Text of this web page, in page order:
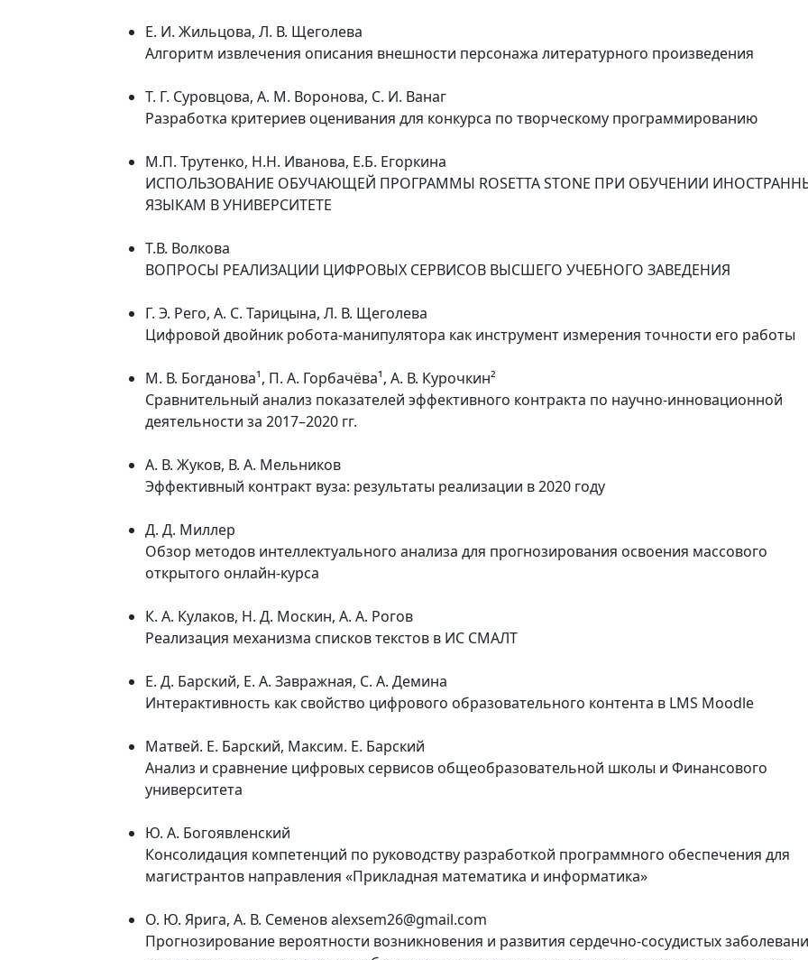
Е. И. Жильцова, Л. В. Щеголева
Алгоритм извлечения описания внешности персонажа литературного произведения
Т. Г. Суровцова, А. М. Воронова, С. И. Ванаг
Разработка критериев оценивания для конкурса по творческому программированию
М.П. Трутенко, Н.Н. Иванова, Е.Б. Егоркина
ИСПОЛЬЗОВАНИЕ ОБУЧАЮЩЕЙ ПРОГРАММЫ ROSETTA STONE ПРИ ОБУЧЕНИИ
ЯЗЫКАМ В УНИВЕРСИТЕТЕ
Т.В. Волкова
ВОПРОСЫ РЕАЛИЗАЦИИ ЦИФРОВЫХ СЕРВИСОВ ВЫСШЕГО УЧЕБНОГО ЗАВЕДЕНИЯ
Г. Э. Рего, А. С. Тарицына, Л. В. Щеголева
Цифровой двойник робота-манипулятора как инструмент измерения точности его работы
М. В. Богданова¹, П. А. Горбачёва¹, А. В. Курочкин²
Сравнительный анализ показателей эффективного контракта по научно-инновационной
деятельности за 2017–2020 гг.
А. В. Жуков, В. А. Мельников
Эффективный контракт вуза: результаты реализации в 2020 году
Д. Д. Миллер
Обзор методов интеллектуального анализа для прогнозирования освоения массового
открытого онлайн-курса
К. А. Кулаков, Н. Д. Москин, А. А. Рогов
Реализация механизма списков текстов в ИС СМАЛТ
Е. Д. Барский, Е. А. Завражная, С. А. Демина
Интерактивность как свойство цифрового образовательного контента в LMS Moodle
Матвей. Е. Барский, Максим. Е. Барский
Анализ и сравнение цифровых сервисов общеобразовательной школы и Финансового
университета
Ю. А. Богоявленский
Консолидация компетенций по руководству разработкой программного обеспечения для
магистрантов направления «Прикладная математика и информатика»
О. Ю. Ярига, А. В. Семенов alexsem26@gmail.com
Прогнозирование вероятности возникновения и развития сердечно-сосудистых